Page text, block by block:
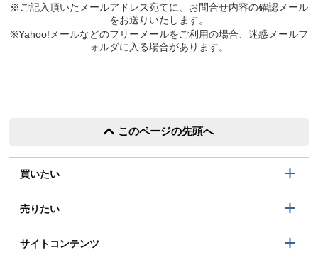
※ご記入頂いたメールアドレス宛てに、お問合せ内容の確認メール
をお送りいたします。
※Yahoo!メールなどのフリーメールをご利用の場合、迷惑メールフ
ォルダに入る場合があります。
このページの先頭へ
買いたい
売りたい
サイトコンテンツ